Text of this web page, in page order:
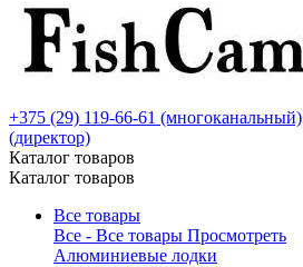
+375 (29) 119-66-61 (многоканальный)
(директор)
Каталог товаров
Каталог товаров
Все товары
Все - Все товары Просмотреть
Алюминиевые лодки